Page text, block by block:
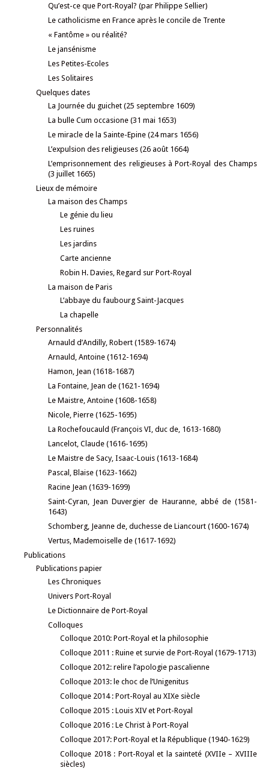
Qu’est-ce que Port-Royal? (par Philippe Sellier)
Le catholicisme en France après le concile de Trente
« Fantôme » ou réalité?
Le jansénisme
Les Petites-Ecoles
Les Solitaires
Quelques dates
La Journée du guichet (25 septembre 1609)
La bulle Cum occasione (31 mai 1653)
Le miracle de la Sainte-Epine (24 mars 1656)
L’expulsion des religieuses (26 août 1664)
L’emprisonnement des religieuses à Port-Royal des Champs
(3 juillet 1665)
Lieux de mémoire
La maison des Champs
Le génie du lieu
Les ruines
Les jardins
Carte ancienne
Robin H. Davies, Regard sur Port-Royal
La maison de Paris
L’abbaye du faubourg Saint-Jacques
La chapelle
Personnalités
Arnauld d’Andilly, Robert (1589-1674)
Arnauld, Antoine (1612-1694)
Hamon, Jean (1618-1687)
La Fontaine, Jean de (1621-1694)
Le Maistre, Antoine (1608-1658)
Nicole, Pierre (1625-1695)
La Rochefoucauld (François VI, duc de, 1613-1680)
Lancelot, Claude (1616-1695)
Le Maistre de Sacy, Isaac-Louis (1613-1684)
Pascal, Blaise (1623-1662)
Racine Jean (1639-1699)
Saint-Cyran, Jean Duvergier de Hauranne, abbé de (1581-
1643)
Schomberg, Jeanne de, duchesse de Liancourt (1600-1674)
Vertus, Mademoiselle de (1617-1692)
Publications
Publications papier
Les Chroniques
Univers Port-Royal
Le Dictionnaire de Port-Royal
Colloques
Colloque 2010: Port-Royal et la philosophie
Colloque 2011 : Ruine et survie de Port-Royal (1679-1713)
Colloque 2012: relire l’apologie pascalienne
Colloque 2013: le choc de l’Unigenitus
Colloque 2014 : Port-Royal au XIXe siècle
Colloque 2015 : Louis XIV et Port-Royal
Colloque 2016 : Le Christ à Port-Royal
Colloque 2017: Port-Royal et la République (1940-1629)
Colloque 2018 : Port-Royal et la sainteté (XVIIe – XVIIIe
siècles)